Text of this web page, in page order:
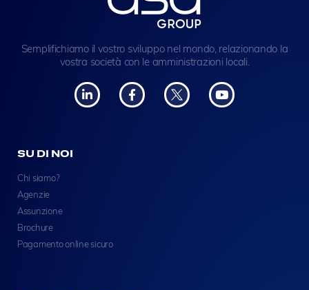
Semplifichiamo il vostro sviluppo nel mondo, relazionando la
vostra società con le amministrazioni locali.
SU DI NOI
Chi siamo?
Agenzie
Assunzione
Brochure
Pagamento online sicuro